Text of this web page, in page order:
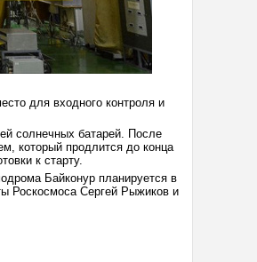
для входного контроля и
солнечных батарей. После
который продлится до конца
к старту.
Байконур планируется в
Роскосмоса Сергей Рыжиков и